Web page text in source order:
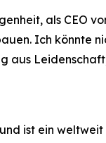
als CEO
Ich könnte
aus
ist ein